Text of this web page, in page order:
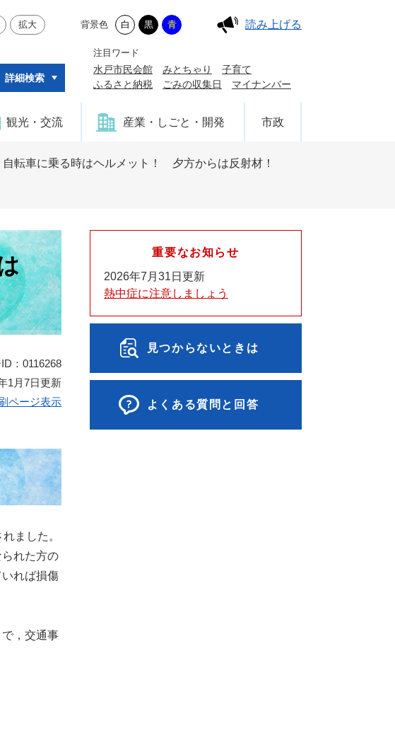
拡大 背景色 白 黒 青 読み上げる
詳細検索
注目ワード
水戸市民会館 みとちゃり
子育て
ふるさと納税
ごみの収集日 マイナンバー
観光・交流 産業・しごと・開発 市政
自転車に乗る時はヘルメット！ 夕方からは反射材！
：0116268
1月7日更新
ページ表示
ました。
れた方の
れば損傷
，交通事
重要なお知らせ
2026年7月31日更新
熱中症に注意しましょう
見つからないときは
よくある質問と回答